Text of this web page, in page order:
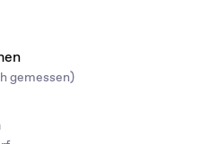
gemessen)